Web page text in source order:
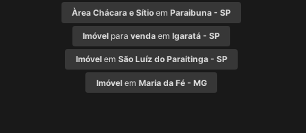
Àrea Chácara e Sítio em Paraibuna - SP
Imóvel para venda em Igaratá - SP
Imóvelem São Luíz do Paraitinga - SP
Imóvelem Maria da Fé - MG